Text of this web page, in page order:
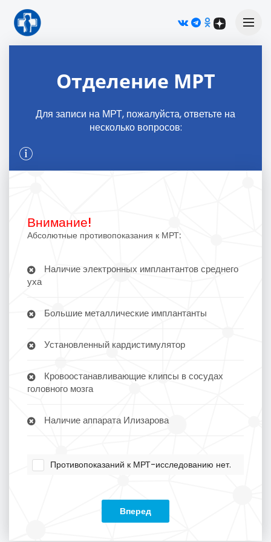
Отделение МРТ
Для записи на МРТ, пожалуйста, ответьте на
несколько вопросов:
Внимание!
Абсолютные противопоказания к МРТ:
Наличие электронных имплантантов среднего
уха
Большие металлические имплантанты
Установленный кардистимулятор
Кровоостанавливающие клипсы в сосудах
головного мозга
Наличие аппарата Илизарова
Противопоказаний к МРТ-исследованию нет.
Вперед